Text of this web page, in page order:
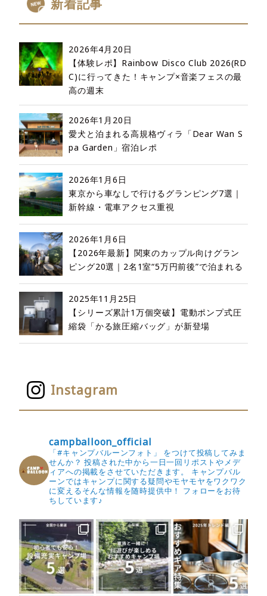
新着記事
2026年4月20日
【体験レポ】Rainbow Disco Club 2026(RD
C)に行ってきた！キャンプ×音楽フェスの最
高の週末
2026年1月20日
愛犬と泊まれる高規格ヴィラ「Dear Wan S
pa Garden」宿泊レポ
2026年1月6日
東京から車なしで行けるグランピング7選｜
新幹線・電車アクセス重視
2026年1月6日
【2026年最新】関東のカップル向けグラン
ピング20選｜2名1室“5万円前後”で泊まれる
2025年11月25日
【シリーズ累計1万個突破】電動ポンプ式圧
縮袋「かる旅圧縮バッグ」が新登場
Instagram
campballoon_official
「#キャンプバルーンフォト」 をつけて投稿してみま
せんか？ 投稿された中から一日一回リポストやメデ
ィアへの掲載をさせていただきます。
キャンプバル
ーンではキャンプに関する疑問やモヤモヤをワクワク
に変えるそんな情報を随時提供中！
フォローをお待
ちしています♪